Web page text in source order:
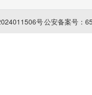
号公安备案号：